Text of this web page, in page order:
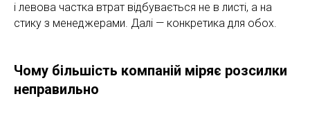
і левова частка втрат відбувається не в листі, а на
стику з менеджерами. Далі — конкретика для обох.
Чому більшість компаній міряє розсилки
неправильно